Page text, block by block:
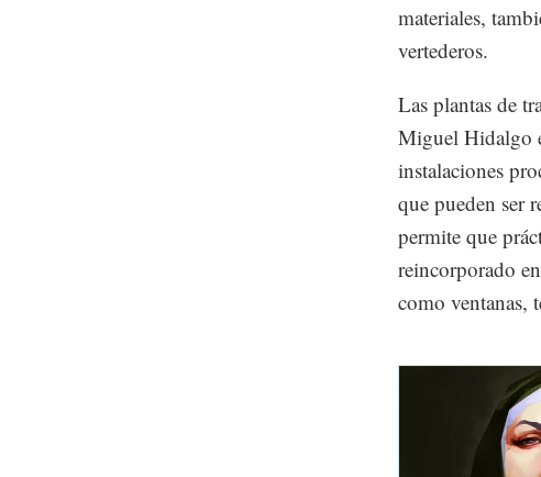
materiales,
vertederos.
Las plantas de
Miguel Hidalgo
instalaciones
que pueden ser
permite que
reincorporado
como ventanas,